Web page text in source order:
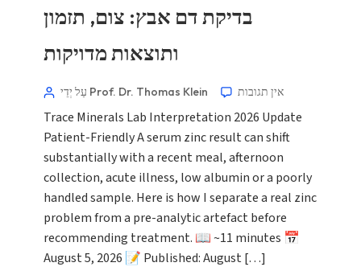
בדיקת דם אבץ: צום, תזמון
ותוצאות מדויקות
עַל יְדֵי Prof. Dr. Thomas Klein אין תגובות
Trace Minerals Lab Interpretation 2026 Update
Patient-Friendly A serum zinc result can shift
substantially with a recent meal, afternoon
collection, acute illness, low albumin or a poorly
handled sample. Here is how I separate a real zinc
problem from a pre-analytic artefact before
recommending treatment. 📖 ~11 minutes 📅
August 5, 2026 📝 Published: August […]